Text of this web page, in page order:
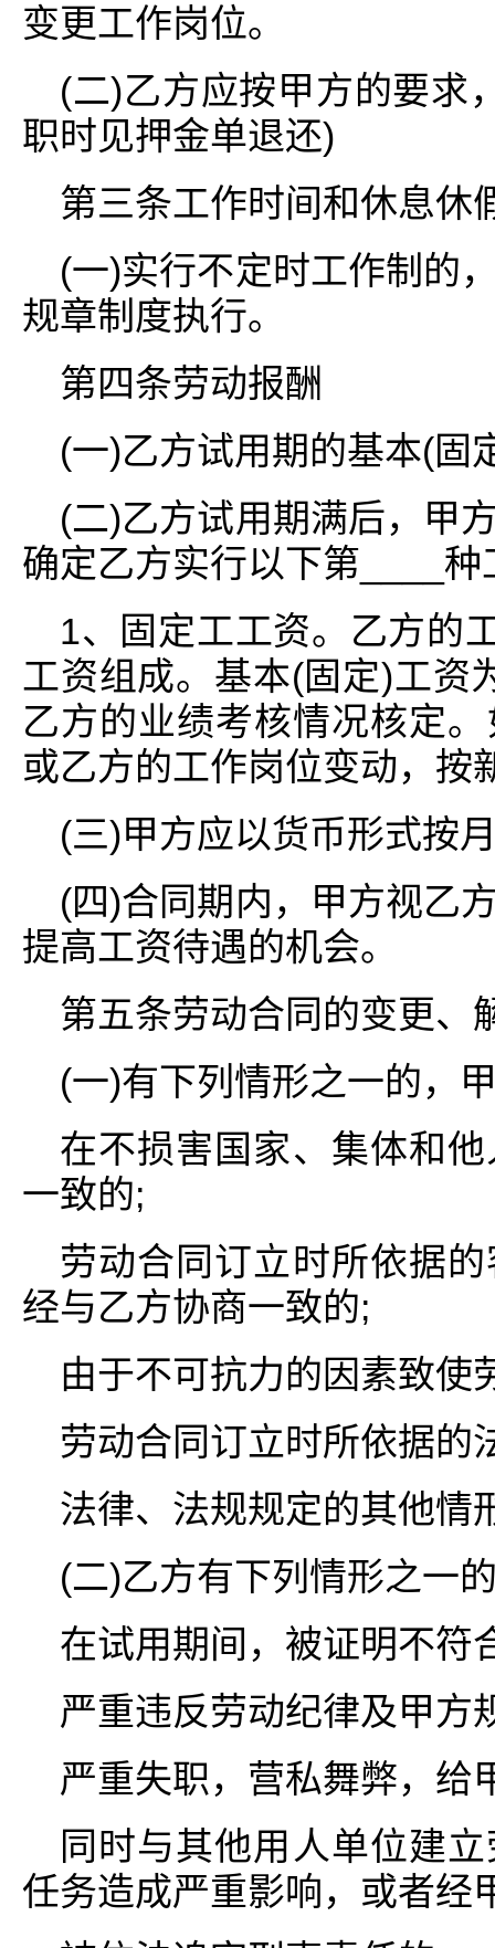
变更工作岗位。
(二)乙方应按甲方的要求
职时见押金单退还)
第三条工作时间和休息休
(一)实行不定时工作制的
规章制度执行。
第四条劳动报酬
(一)乙方试用期的基本(固
(二)乙方试用期满后，甲
确定乙方实行以下第____种
1、固定工工资。乙方的
工资组成。基本(固定)工资
乙方的业绩考核情况核定
或乙方的工作岗位变动，按
(三)甲方应以货币形式按
(四)合同期内，甲方视乙
提高工资待遇的机会。
第五条劳动合同的变更、
(一)有下列情形之一的，
在不损害国家、集体和
一致的;
劳动合同订立时所依据
经与乙方协商一致的;
由于不可抗力的因素致使
劳动合同订立时所依据的
法律、法规规定的其他情
(二)乙方有下列情形之一
在试用期间，被证明不符
严重违反劳动纪律及甲方
严重失职，营私舞弊，给
同时与其他用人单位建
任务造成严重影响，或者经